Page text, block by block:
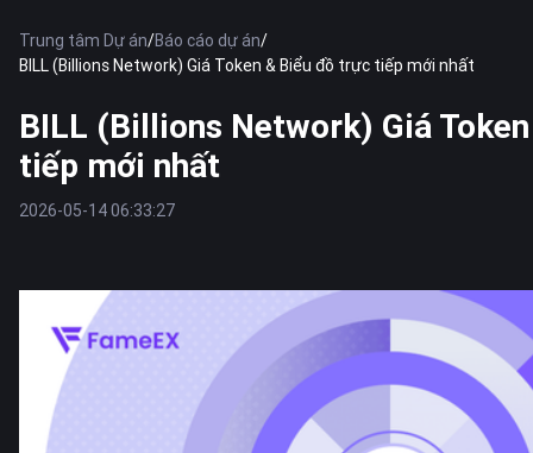
Trung tâm Dự án/Báo cáo dự án/
BILL (Billions Network) Giá Token & Biểu đồ trực tiếp mới nhất
BILL (Billions Network) Giá
tiếp mới nhất
2026-05-14 06:33:27